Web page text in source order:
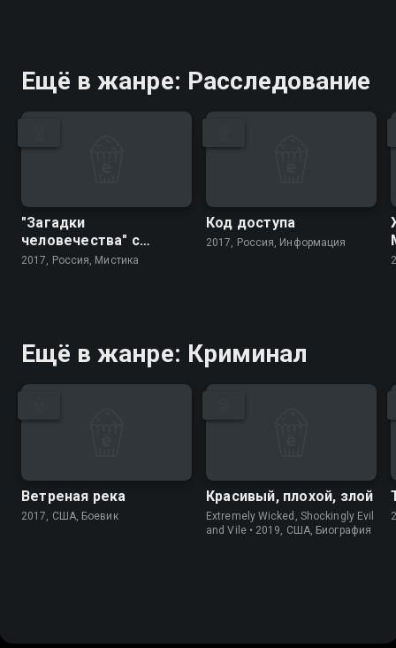
Ещё в жанре: Расследование
"Загадки
человечества" с
Олегом Шишкиным
2017, Россия, Мистика
Код доступа
2017, Россия, Информация
Ещё в жанре: Криминал
Ветреная река
2017, США, Боевик
Красивый, плохой, злой
Extremely Wicked, Shockingly Evil
and Vile • 2019, США, Биография